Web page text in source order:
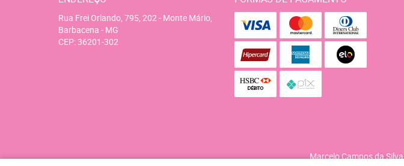
Rua Frei Orlando, 795, 202- Monte Mário,
Barbacena - MG
CEP: 36201-302
Marcelo Campos da Silva